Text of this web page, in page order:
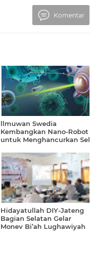
Komentar
llmuwan Swedia
Kembangkan Nano-Robot
untuk Menghancurkan Sel
Hidayatullah DIY-Jateng
Bagian Selatan Gelar
Monev Bi’ah Lughawiyah